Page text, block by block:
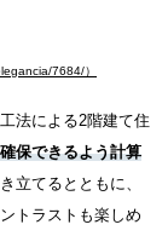
7684/）
法による2階建て住
保できるよう計算
立てるとともに、
トラストも楽しめ